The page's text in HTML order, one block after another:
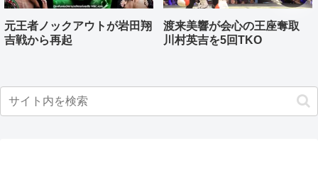
元王者ノックアウトが岩田翔
吉戦から再起
渡来美響が会心の王座奪取
川村英吉を5回TKO